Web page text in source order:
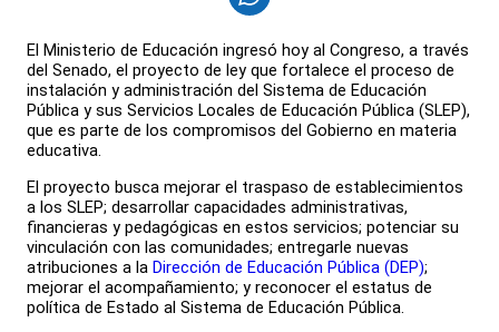
El Ministerio de Educación ingresó hoy al Congreso, a través
del Senado, el proyecto de ley que fortalece el proceso de
instalación y administración del Sistema de Educación
Pública y sus Servicios Locales de Educación Pública (SLEP),
que es parte de los compromisos del Gobierno en materia
educativa.
El proyecto busca mejorar el traspaso de establecimientos
a los SLEP; desarrollar capacidades administrativas,
financieras y pedagógicas en estos servicios; potenciar su
vinculación con las comunidades; entregarle nuevas
atribuciones a la Dirección de Educación Pública (DEP);
mejorar el acompañamiento; y reconocer el estatus de
política de Estado al Sistema de Educación Pública.